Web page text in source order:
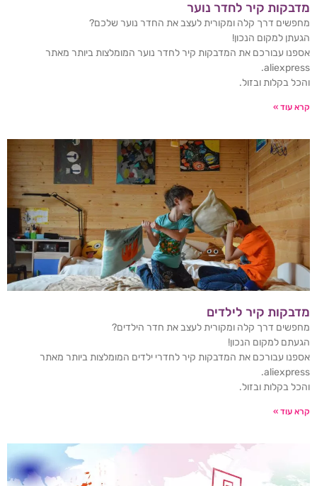
מדבקות קיר לחדר נוער
מחפשים דרך קלה ומקורית לעצב את החדר נוער שלכם?
הגעתן למקום הנכון!
אספנו עבורכם את המדבקות קיר לחדר נוער המומלצות ביותר מאתר
aliexpress.
והכל בקלות ובזול.
קרא עוד »
מדבקות קיר לילדים
מחפשים דרך קלה ומקורית לעצב את חדר הילדים?
הגעתם למקום הנכון!
אספנו עבורכם את המדבקות קיר לחדרי ילדים המומלצות ביותר מאתר
aliexpress.
והכל בקלות ובזול.
קרא עוד »